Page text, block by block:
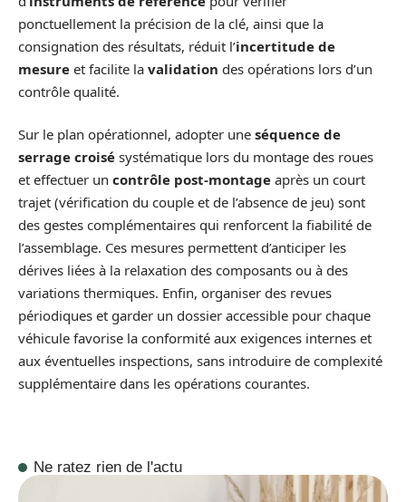
ponctuellement la précision de la clé, ainsi que la
consignation des résultats, réduit l’incertitude de
mesure et facilite la validation des opérations lors d’un
contrôle qualité.
Sur le plan opérationnel, adopter une séquence de
serrage croisé systématique lors du montage des roues
et effectuer un contrôle post-montage après un court
trajet (vérification du couple et de l’absence de jeu) sont
des gestes complémentaires qui renforcent la fiabilité de
l’assemblage. Ces mesures permettent d’anticiper les
dérives liées à la relaxation des composants ou à des
variations thermiques. Enfin, organiser des revues
périodiques et garder un dossier accessible pour chaque
véhicule favorise la conformité aux exigences internes et
aux éventuelles inspections, sans introduire de complexité
supplémentaire dans les opérations courantes.
Ne ratez rien de l'actu